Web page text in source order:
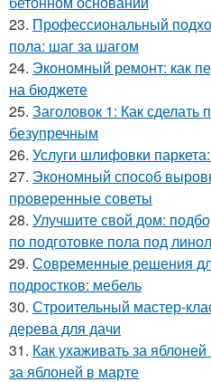
23. Профессиональный
пола: шаг за шагом
24. Экономный ремонт: как
на бюджете
25. Заголовок 1: Как сделать
безупречным
26. Услуги шлифовки
27. Экономный способ
проверенные советы
28. Улучшите свой дом:
по подготовке пола под
29. Современные решения
подростков: мебель
30. Строительный мастер-
дерева для дачи
31. Как ухаживать за
за яблоней в марте